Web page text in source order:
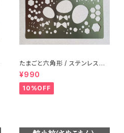
たまごと六角形 / ステンレス製
ステンシル(ap05)
¥990
10%OFF